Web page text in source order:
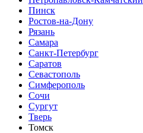
Пинск
Ростов-на-Дону
Рязань
Самара
Санкт-Петербург
Саратов
Севастополь
Симферополь
Сочи
Сургут
Тверь
Томск